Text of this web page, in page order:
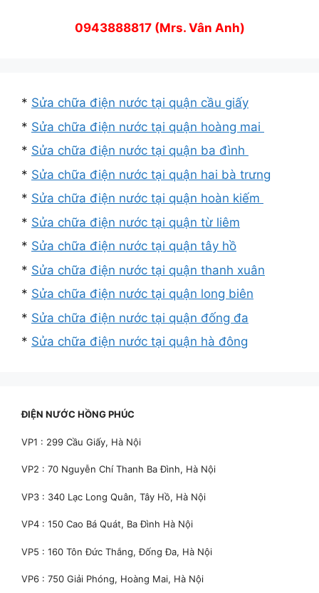
0943888817 (Mrs. Vân Anh)
* Sửa chữa điện nước tại quận cầu giấy
* Sửa chữa điện nước tại quận hoàng mai
* Sửa chữa điện nước tại quận ba đình
* Sửa chữa điện nước tại quận hai bà trưng
* Sửa chữa điện nước tại quận hoàn kiếm
* Sửa chữa điện nước tại quận từ liêm
* Sửa chữa điện nước tại quận tây hồ
* Sửa chữa điện nước tại quận thanh xuân
* Sửa chữa điện nước tại quận long biên
* Sửa chữa điện nước tại quận đống đa
* Sửa chữa điện nước tại quận hà đông
ĐIỆN NƯỚC HỒNG PHÚC
VP1 : 299 Cầu Giấy, Hà Nội
VP2 : 70 Nguyễn Chí Thanh Ba Đình, Hà Nội
VP3 : 340 Lạc Long Quân, Tây Hồ, Hà Nội
VP4 : 150 Cao Bá Quát, Ba Đình Hà Nội
VP5 : 160 Tôn Đức Thắng, Đống Đa, Hà Nội
VP6 : 750 Giải Phóng, Hoàng Mai, Hà Nội